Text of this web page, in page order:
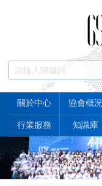
關於中心 協會概況
行業服務 知識庫